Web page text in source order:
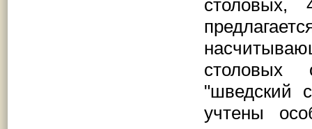
столовых
"шведский
учтены